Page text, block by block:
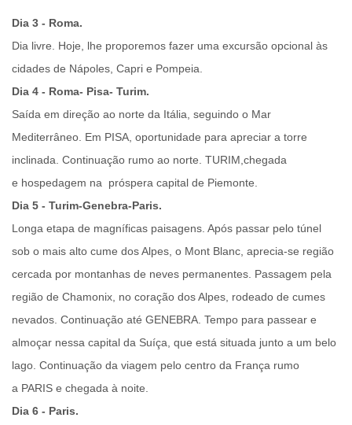
Dia 3 - Roma.
Dia livre. Hoje, lhe proporemos fazer uma excursão opcional às
cidades de Nápoles, Capri e Pompeia.
Dia 4 - Roma- Pisa- Turim.
Saída em direção ao norte da Itália, seguindo o Mar
Mediterrâneo. Em PISA , oportunidade para apreciar a torre
inclinada. Continuação rumo ao norte. TURIM ,chegada
e hospedagem na próspera capital de Piemonte.
Dia 5 - Turim-Genebra-Paris.
Longa etapa de magníficas paisagens. Após passar pelo túnel
sob o mais alto cume dos Alpes, o Mont Blanc, aprecia-se região
cercada por montanhas de neves permanentes. Passagem pela
região de Chamonix, no coração dos Alpes, rodeado de cumes
nevados. Continuação até GENEBRA . Tempo para passear e
almoçar nessa capital da Suíça, que está situada junto a um belo
lago. Continuação da viagem pelo centro da França rumo
a PARIS e chegada à noite.
Dia 6 - Paris.